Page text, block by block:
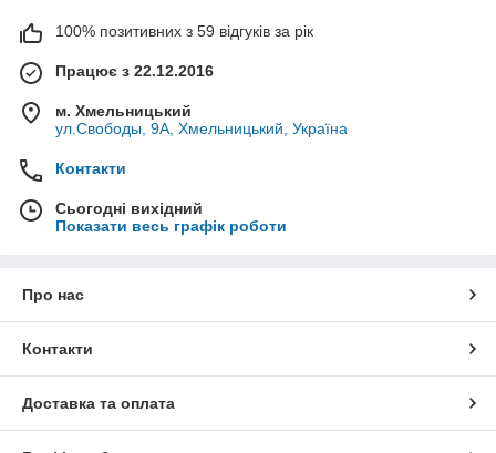
100% позитивних з 59 відгуків за рік
Працює з 22.12.2016
м. Хмельницький
ул.Свободы, 9А, Хмельницький, Україна
Контакти
Сьогодні вихідний
Показати весь графік роботи
Про нас
Контакти
Доставка та оплата